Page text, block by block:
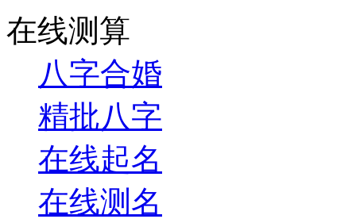
在线测算
八字合婚
精批八字
在线起名
在线测名